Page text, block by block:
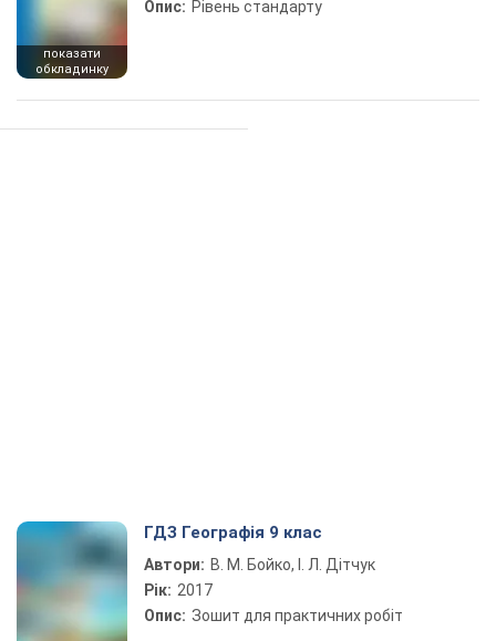
показати
обкладинку
Опис: Рівень стандарту
ГДЗ Географія 9 клас
Автори: В. М. Бойко, І. Л. Дітчук
Рік: 2017
Опис: Зошит для практичних робіт